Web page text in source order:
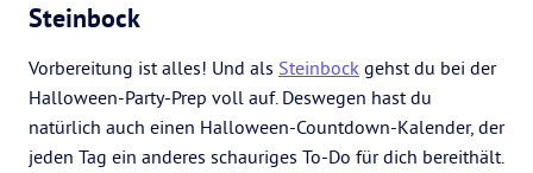
Steinbock
Vorbereitung ist alles! Und als Steinbock gehst du bei der
Halloween-Party-Prep voll auf. Deswegen hast du
natürlich auch einen Halloween-Countdown-Kalender, der
jeden Tag ein anderes schauriges To-Do für dich bereithält.